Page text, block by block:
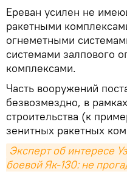
Ереван усилен не
ракетными
огнеметными
системами залпового
комплексами.
Часть вооружений
безвозмездно, в
строительства (к
зенитных ракетных
Эксперт об интересе
боевой Як-130: не